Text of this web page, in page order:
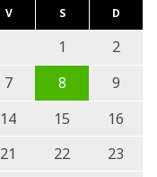
V S D
1
2
7 8
9
14 15
16
21 22
23